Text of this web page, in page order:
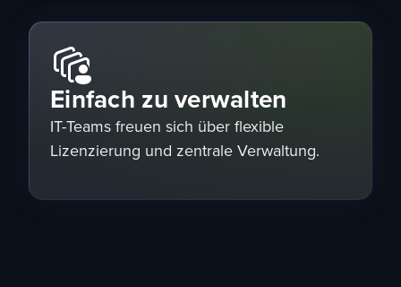
Einfach zu verwalten
IT-Teams freuen sich über flexible
Lizenzierung und zentrale Verwaltung.